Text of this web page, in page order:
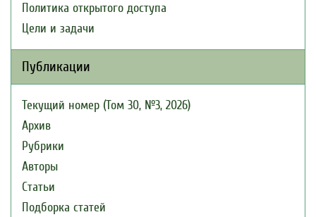
Политика открытого доступа
Цели и задачи
Публикации
Текущий номер (Том 30, №3, 2026)
Архив
Рубрики
Авторы
Статьи
Подборка статей